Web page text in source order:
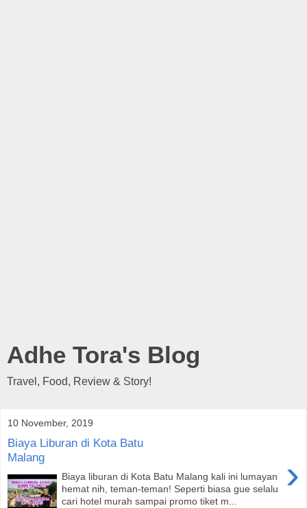
Adhe Tora's Blog
Travel, Food, Review & Story!
10 November, 2019
Biaya Liburan di Kota Batu
Malang
›
Biaya liburan di Kota Batu Malang kali ini lumayan
hemat nih, teman-teman! Seperti biasa gue selalu
cari hotel murah sampai promo tiket m...